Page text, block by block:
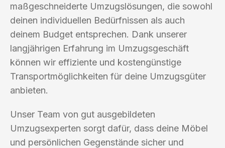
maßgeschneiderte Umzugslösungen, die sowohl
deinen individuellen Bedürfnissen als auch
deinem Budget entsprechen. Dank unserer
langjährigen Erfahrung im Umzugsgeschäft
können wir effiziente und kostengünstige
Transportmöglichkeiten für deine Umzugsgüter
anbieten.
Unser Team von gut ausgebildeten
Umzugsexperten sorgt dafür, dass deine Möbel
und persönlichen Gegenstände sicher und